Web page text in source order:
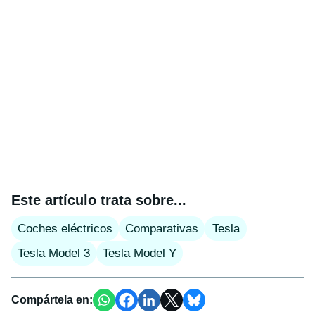
Este artículo trata sobre...
Coches eléctricos Comparativas
Tesla
Tesla Model 3
Tesla Model Y
Compártela en: